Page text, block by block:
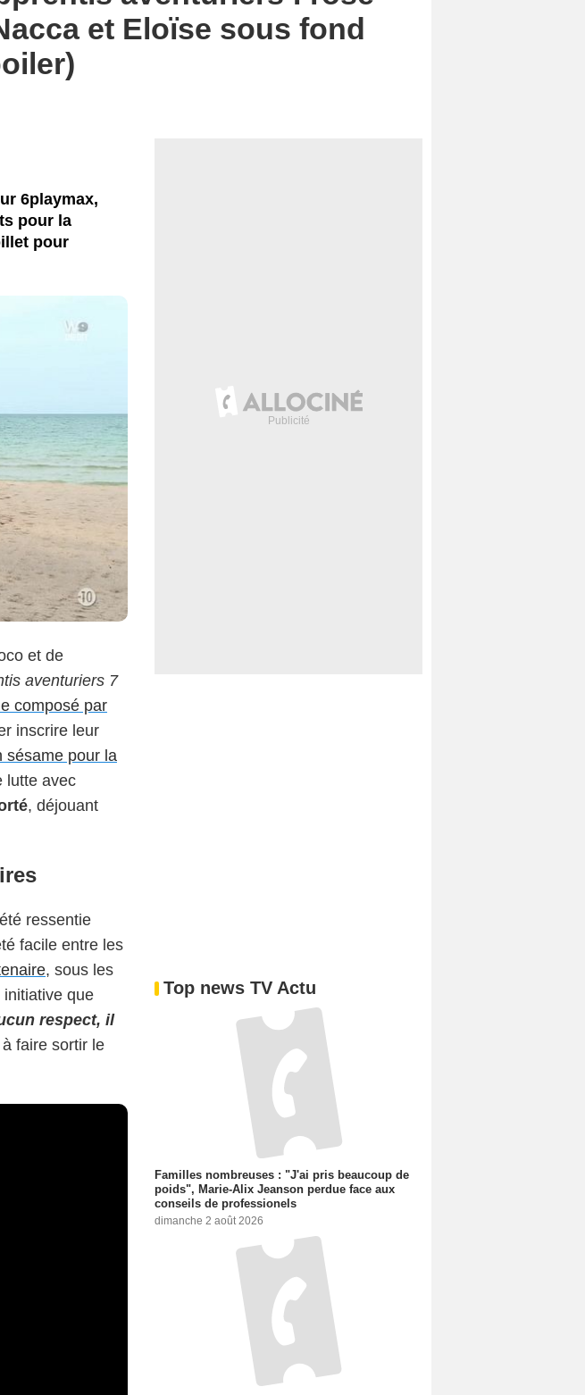
et Eloïse sous fond
6playmax,
pour la
pour
et de
aventuriers 7
composé par
inscrire leur
sésame pour la
lutte avec
, déjouant
ressentie
facile entre les
, sous les
que
respect, il
faire sortir le
Top news TV Actu
Familles nombreuses : "J'ai pris beaucoup de
poids", Marie-Alix Jeanson perdue face aux
conseils de professionels
dimanche 2 août 2026